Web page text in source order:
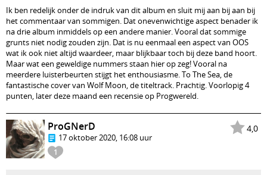
Ik ben redelijk onder de indruk van dit album en sluit mij aan bij aan bij
het commentaar van sommigen. Dat onevenwichtige aspect benader ik
na drie album inmiddels op een andere manier. Vooral dat sommige
grunts niet nodig zouden zijn. Dat is nu eenmaal een aspect van OOS
wat ik ook niet altijd waardeer, maar blijkbaar toch bij deze band hoort.
Maar wat een geweldige nummers staan hier op zeg! Vooral na
meerdere luisterbeurten stijgt het enthousiasme. To The Sea, de
fantastische cover van Wolf Moon, de titeltrack. Prachtig. Voorlopig 4
punten, later deze maand een recensie op Progwereld.
4,0
1
ProGNerD
17 oktober 2020, 16:08 uur